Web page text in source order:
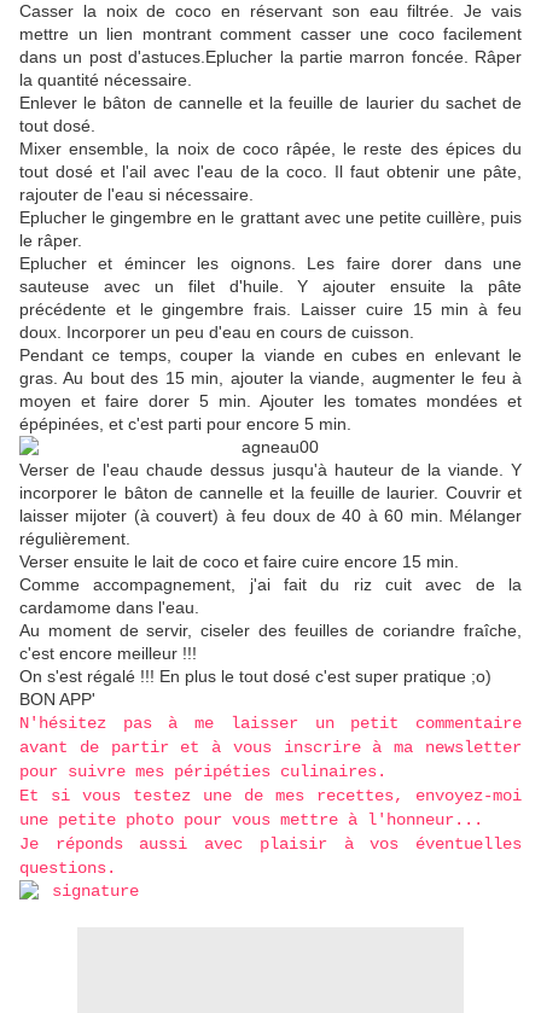
Casser la noix de coco en réservant son eau filtrée. Je vais
mettre un lien montrant comment casser une coco facilement
dans un post d'astuces.Eplucher la partie marron foncée. Râper
la quantité nécessaire.
Enlever le bâton de cannelle et la feuille de laurier du sachet de
tout dosé.
Mixer ensemble, la noix de coco râpée, le reste des épices du
tout dosé et l'ail avec l'eau de la coco. Il faut obtenir une pâte,
rajouter de l'eau si nécessaire.
Eplucher le gingembre en le grattant avec une petite cuillère, puis
le râper.
Eplucher et émincer les oignons. Les faire dorer dans une
sauteuse avec un filet d'huile. Y ajouter ensuite la pâte
précédente et le gingembre frais. Laisser cuire 15 min à feu
doux. Incorporer un peu d'eau en cours de cuisson.
Pendant ce temps, couper la viande en cubes en enlevant le
gras. Au bout des 15 min, ajouter la viande, augmenter le feu à
moyen et faire dorer 5 min. Ajouter les tomates mondées et
épépinées, et c'est parti pour encore 5 min.
Verser de l'eau chaude dessus jusqu'à hauteur de la viande. Y
incorporer le bâton de cannelle et la feuille de laurier. Couvrir et
laisser mijoter (à couvert) à feu doux de 40 à 60 min. Mélanger
régulièrement.
Verser ensuite le lait de coco et faire cuire encore 15 min.
Comme accompagnement, j'ai fait du riz cuit avec de la
cardamome dans l'eau.
Au moment de servir, ciseler des feuilles de coriandre fraîche,
c'est encore meilleur !!!
On s'est régalé !!! En plus le tout dosé c'est super pratique ;o)
BON APP'
N'hésitez pas à me laisser un petit commentaire
avant de partir et à vous inscrire à ma newsletter
pour suivre mes péripéties culinaires.
Et si vous testez une de mes recettes, envoyez-moi
une petite photo pour vous mettre à l'honneur...
Je réponds aussi avec plaisir à vos éventuelles
questions.